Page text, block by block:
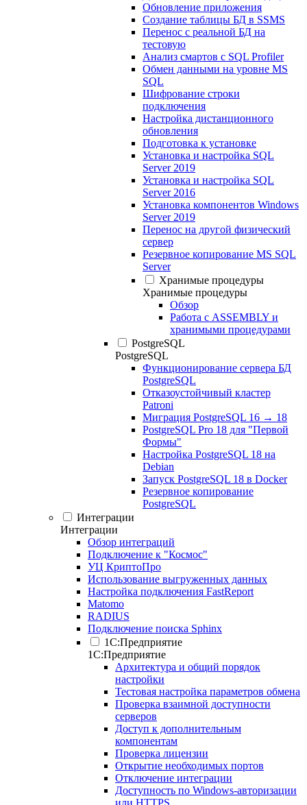
Обновление приложения
Создание таблицы БД в SSMS
Перенос с реальной БД на
тестовую
Анализ смартов с SQL Profiler
Обмен данными на уровне MS
SQL
Шифрование строки
подключения
Настройка дистанционного
обновления
Подготовка к установке
Установка и настройка SQL
Server 2019
Установка и настройка SQL
Server 2016
Установка компонентов Windows
Server 2019
Перенос на другой физический
сервер
Резервное копирование MS SQL
Server
Хранимые процедуры
Хранимые процедуры
Обзор
Работа с ASSEMBLY и
хранимыми процедурами
PostgreSQL
PostgreSQL
Функционирование сервера БД
PostgreSQL
Отказоустойчивый кластер
Patroni
Миграция PostgreSQL 16 → 18
PostgreSQL Pro 18 для "Первой
Формы"
Настройка PostgreSQL 18 на
Debian
Запуск PostgreSQL 18 в Docker
Резервное копирование
PostgreSQL
Интеграции
Интеграции
Обзор интеграций
Подключение к "Космос"
УЦ КриптоПро
Использование выгруженных данных
Настройка подключения FastReport
Matomo
RADIUS
Подключение поиска Sphinx
1С:Предприятие
1С:Предприятие
Архитектура и общий порядок
настройки
Тестовая настройка параметров обмена
Проверка взаимной доступности
серверов
Доступ к дополнительным
компонентам
Проверка лицензии
Открытие необходимых портов
Отключение интеграции
Доступность по Windows-авторизации
или HTTPS